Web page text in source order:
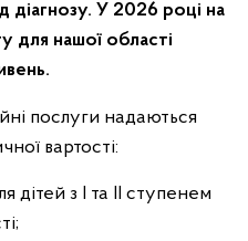
діагнозу. У 2026 році на
для нашої області
послуги надаються
вартості:
з І та ІІ ступенем